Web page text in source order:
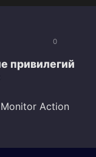
0
привилегий
Action